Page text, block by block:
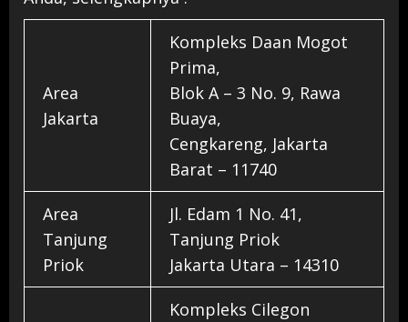
Area
Jakarta
Kompleks Daan Mogot
Prima,
Blok A – 3 No. 9, Rawa
Buaya,
Cengkareng, Jakarta
Barat – 11740
Area
Tanjung
Priok
Jl. Edam 1 No. 41,
Tanjung Priok
Jakarta Utara – 14310
Kompleks Cilegon